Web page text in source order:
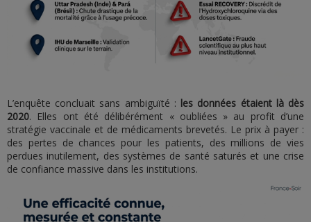
L’enquête concluait sans ambiguïté : les données étaient là dès
2020. Elles ont été délibérément « oubliées » au profit d’une
stratégie vaccinale et de médicaments brevetés. Le prix à payer :
des pertes de chances pour les patients, des millions de vies
perdues inutilement, des systèmes de santé saturés et une crise
de confiance massive dans les institutions.